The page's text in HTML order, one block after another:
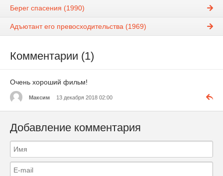
Берег спасения (1990)
Адъютант его превосходительства (1969)
Комментарии (1)
Очень хороший фильм!
Максим 13 декабря 2018 02:00
Добавление комментария